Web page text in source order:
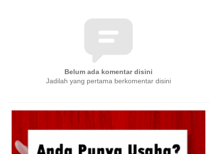
Belum ada komentar disini
Jadilah yang pertama berkomentar disini